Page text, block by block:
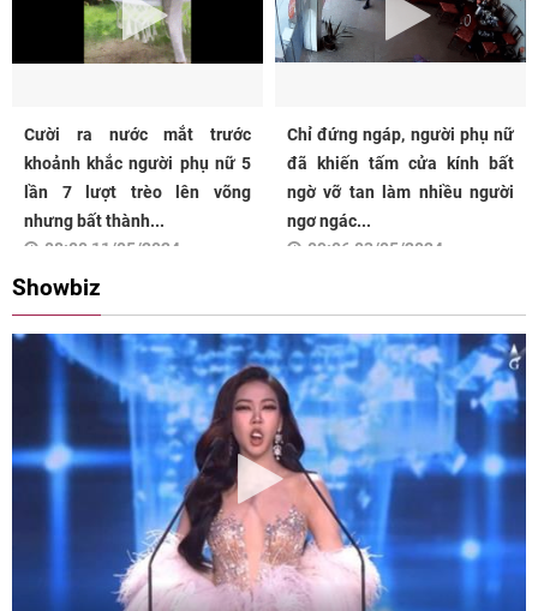
Cười ra nước mắt trước
khoảnh khắc người phụ nữ 5
lần 7 lượt trèo lên võng
nhưng bất thành...
08:00 11/05/2024
Chỉ đứng ngáp, người phụ nữ
đã khiến tấm cửa kính bất
ngờ vỡ tan làm nhiều người
ngơ ngác...
09:06 03/05/2024
Showbiz